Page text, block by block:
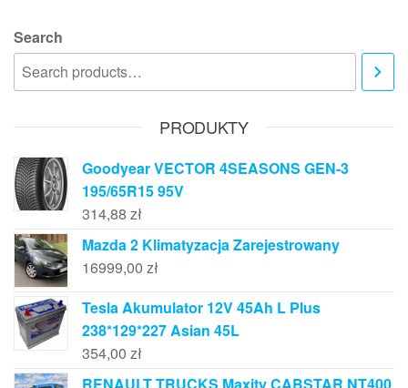
Search
PRODUKTY
Goodyear VECTOR 4SEASONS GEN-3
195/65R15 95V
314,88 zł
Mazda 2 Klimatyzacja Zarejestrowany
16999,00 zł
Tesla Akumulator 12V 45Ah L Plus
238*129*227 Asian 45L
354,00 zł